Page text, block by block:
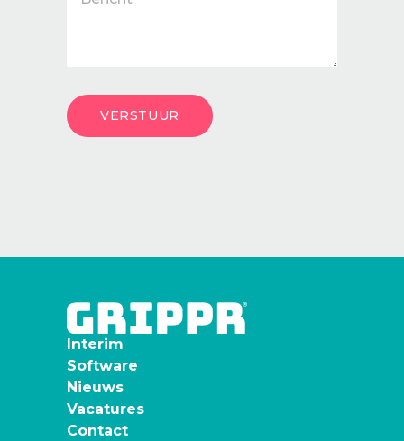
Interim
Software
Nieuws
Vacatures
Contact